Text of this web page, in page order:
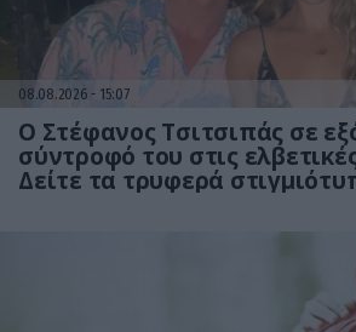
08.08.2026 15:07
Ο Στέφανος Τσιτσιπάς σε
σύντροφό του στις
Δείτε τα τρυφερά